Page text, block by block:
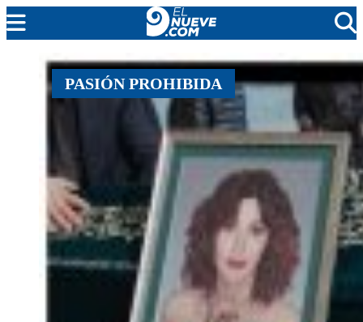
MENDOZA
CADA DÍA
PROTAGONISTAS
EL NUEVE STREAMS
PROGRAMACIÓN
EN VIVO
PASIÓN PROHIBIDA